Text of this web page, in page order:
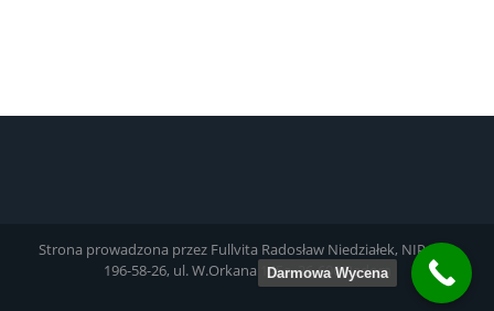
Strona prowadzona przez Fullvita Radosław Niedziałek, NIP 948-
196-58-26, ul. W.Orkana 145a, 26-600 Radom
Darmowa Wycena